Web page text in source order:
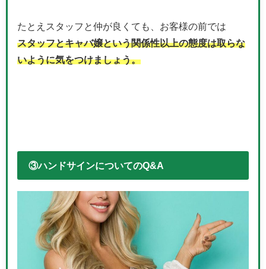
たとえスタッフと仲が良くても、お客様の前では
スタッフとキャバ嬢という関係性以上の態度は取らな
いように気をつけましょう。
③ハンドサインについてのQ&A